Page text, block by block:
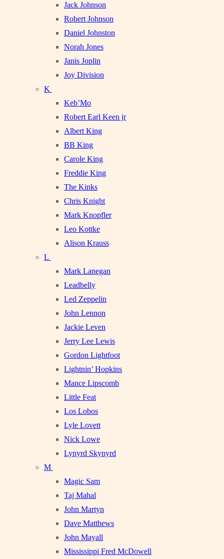
Jack Johnson
Robert Johnson
Daniel Johnston
Norah Jones
Janis Joplin
Joy Division
K
Keb’Mo
Robert Earl Keen jr
Albert King
BB King
Carole King
Freddie King
The Kinks
Chris Knight
Mark Knopfler
Leo Kottke
Alison Krauss
L
Mark Lanegan
Leadbelly
Led Zeppelin
John Lennon
Jackie Leven
Jerry Lee Lewis
Gordon Lightfoot
Lightnin’ Hopkins
Mance Lipscomb
Little Feat
Los Lobos
Lyle Lovett
Nick Lowe
Lynyrd Skynyrd
M
Magic Sam
Taj Mahal
John Martyn
Dave Matthews
John Mayall
Mississippi Fred McDowell